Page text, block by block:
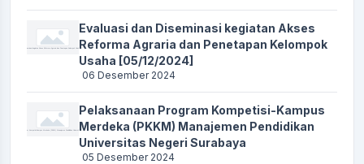
Evaluasi dan Diseminasi kegiatan Akses
Reforma Agraria dan Penetapan Kelompok
Usaha [05/12/2024]
06 Desember 2024
Pelaksanaan Program Kompetisi-Kampus
Merdeka (PKKM) Manajemen Pendidikan
Universitas Negeri Surabaya
05 Desember 2024